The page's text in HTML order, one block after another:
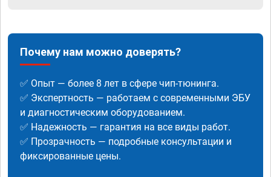
Почему нам можно доверять?
✅ Опыт — более 8 лет в сфере чип-тюнинга.
✅ Экспертность — работаем с современными ЭБУ
и диагностическим оборудованием.
✅ Надежность — гарантия на все виды работ.
✅ Прозрачность — подробные консультации и
фиксированные цены.